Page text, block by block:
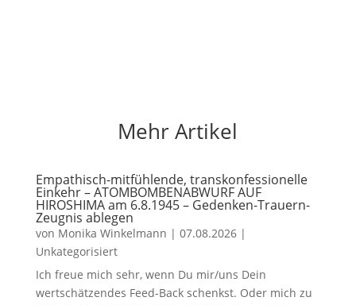
Mehr Artikel
Empathisch-mitfühlende, transkonfessionelle
Einkehr – ATOMBOMBENABWURF AUF
HIROSHIMA am 6.8.1945 – Gedenken-Trauern-
Zeugnis ablegen
von Monika Winkelmann | 07.08.2026|
Unkategorisiert
Ich freue mich sehr, wenn Du mir/uns Dein
wertschätzendes Feed-Back schenkst. Oder mich zu